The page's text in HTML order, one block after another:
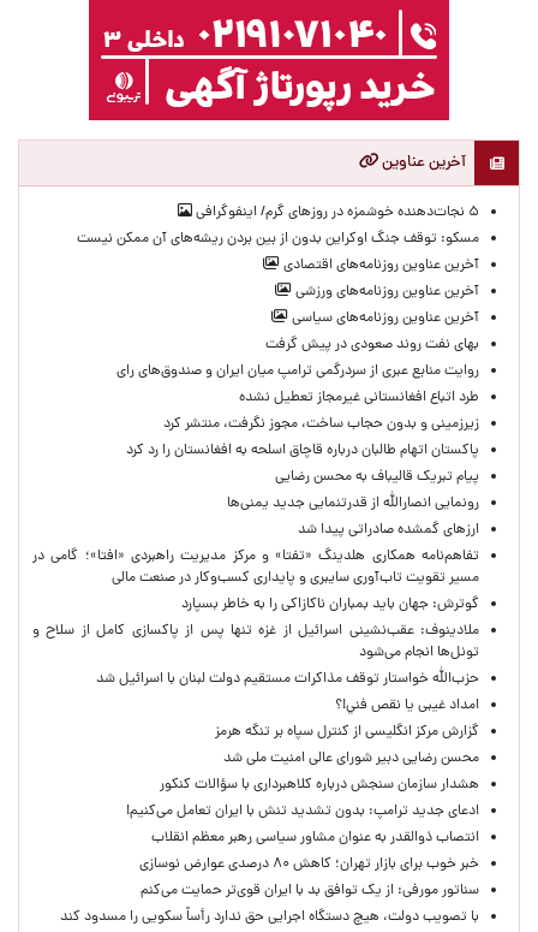
آخرین عناوین
۵ نجات‌دهنده خوشمزه در روزهای گرم/ اینفوگرافی
مسکو: توقف جنگ اوکراین بدون از بین بردن ریشه‌های آن ممکن نیست
آخرین عناوین روزنامه‌های اقتصادی
آخرین عناوین روزنامه‌های ورزشی
آخرین عناوین روزنامه‌های سیاسی
بهای نفت روند صعودی در پیش گرفت
روایت منابع عبری از سردرگمی ترامپ میان ایران و صندوق‌های رای
طرد اتباع افغانستانی غیرمجاز تعطیل نشده
زیرزمینی و بدون حجاب ساخت، مجوز نگرفت، منتشر کرد
پاکستان اتهام طالبان درباره قاچاق اسلحه به افغانستان را رد کرد
پیام تبریک قالیباف به محسن رضایی
رونمایی انصارالله از قدرتنمایی جدید یمنی‌ها
ارزهای گمشده صادراتی پیدا شد
تفاهم‌نامه همکاری هلدینگ «تفتا» و مرکز مدیریت راهبردی «افتا»؛ گامی در
مسیر تقویت تاب‌آوری سایبری و پایداری کسب‌وکار در صنعت مالی
گوترش: جهان باید بمباران ناکازاکی را به‌ خاطر بسپارد
ملادینوف: عقب‌نشینی اسرائیل از غزه تنها پس از پاکسازی کامل از سلاح و
تونل‌ها انجام می‌شود
حزب‌الله خواستار توقف مذاکرات مستقیم دولت لبنان با اسرائیل شد
امداد غیبی يا نقص فني!؟
گزارش مرکز انگلیسی از کنترل سپاه بر تنگه هرمز
محسن رضایی دبیر شورای عالی امنیت ملی شد
هشدار سازمان سنجش درباره کلاهبرداری با سؤالات کنکور
ادعای جدید ترامپ: بدون تشدید تنش با ایران تعامل می‌کنیم!
انتصاب ذوالقدر به عنوان مشاور سیاسی رهبر معظم انقلاب
خبر خوب برای بازار تهران؛ کاهش ۸۰ درصدی عوارض نوسازی
سناتور مورفی: از یک توافق بد با ایران قوی‌تر حمایت می‌کنم
با تصویب دولت، هیچ دستگاه اجرایی حق ندارد رأساً سکویی را مسدود کند